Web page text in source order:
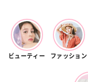
ビューティー ファッション